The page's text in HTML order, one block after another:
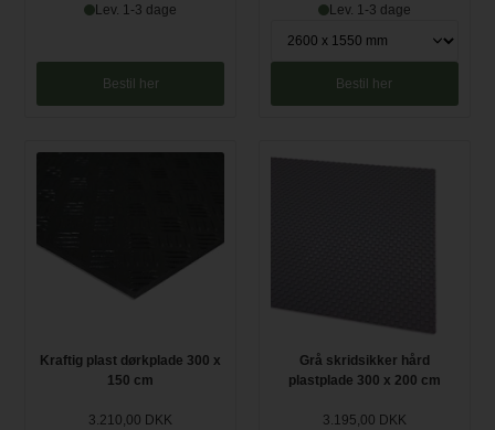
Lev. 1-3 dage
Bestil her
Lev. 1-3 dage
Bestil her
Kraftig plast dørkplade 300 x
150 cm
3.210,00 DKK
Grå skridsikker hård
plastplade 300 x 200 cm
3.195,00 DKK